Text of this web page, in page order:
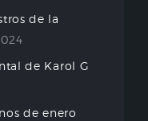
de la
de Karol G
de enero